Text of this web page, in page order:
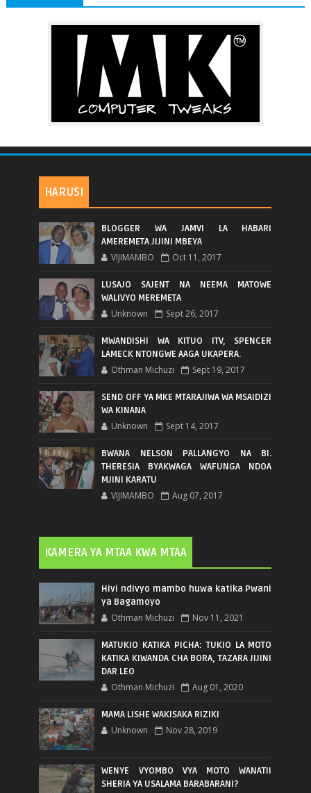
HARUSI
BLOGGER WA JAMVI LA HABARI
AMEREMETA JIJINI MBEYA
VIJIMAMBO Oct 11, 2017
LUSAJO SAJENT NA NEEMA MATOWE
WALIVYO MEREMETA
Unknown Sept 26, 2017
MWANDISHI WA KITUO ITV, SPENCER
LAMECK NTONGWE AAGA UKAPERA.
Othman Michuzi Sept 19, 2017
SEND OFF YA MKE MTARAJIWA WA MSAIDIZI
WA KINANA
Unknown Sept 14, 2017
BWANA NELSON PALLANGYO NA BI.
THERESIA BYAKWAGA WAFUNGA NDOA
MJINI KARATU
VIJIMAMBO Aug 07, 2017
KAMERA YA MTAA KWA MTAA
Hivi ndivyo mambo huwa katika Pwani
ya Bagamoyo
Othman Michuzi Nov 11, 2021
MATUKIO KATIKA PICHA: TUKIO LA MOTO
KATIKA KIWANDA CHA BORA, TAZARA JIJINI
DAR LEO
Othman Michuzi Aug 01, 2020
MAMA LISHE WAKISAKA RIZIKI
Unknown Nov 28, 2019
WENYE VYOMBO VYA MOTO WANATII
SHERIA YA USALAMA BARABARANI?